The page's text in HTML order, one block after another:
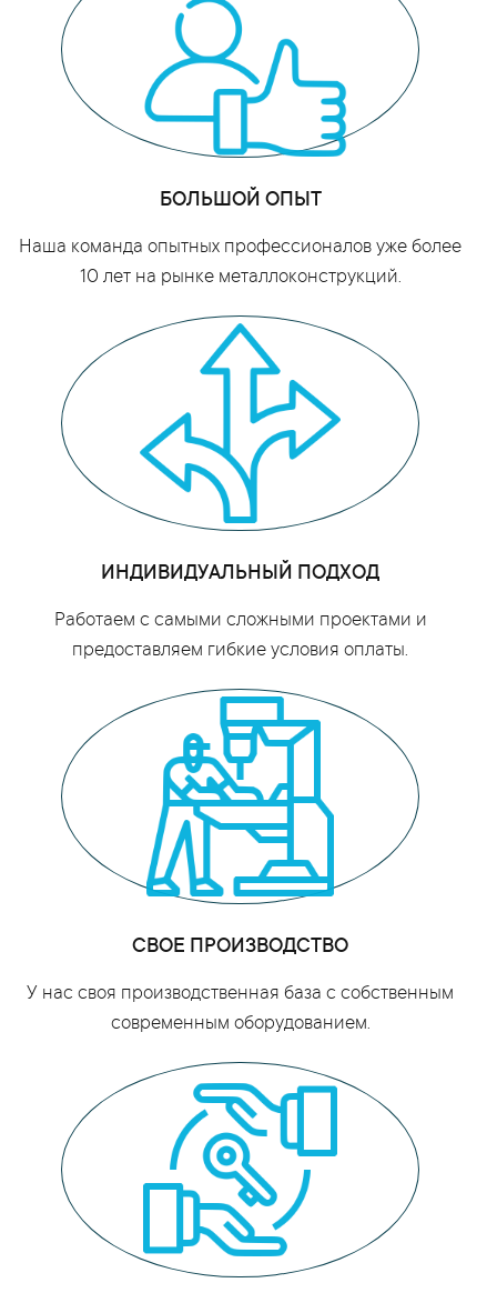
БОЛЬШОЙ ОПЫТ
Наша команда опытных профессионалов уже более
10 лет на рынке металлоконструкций.
ИНДИВИДУАЛЬНЫЙ ПОДХОД
Работаем с самыми сложными проектами и
предоставляем гибкие условия оплаты.
СВОЕ ПРОИЗВОДСТВО
У нас своя производственная база с собственным
современным оборудованием.